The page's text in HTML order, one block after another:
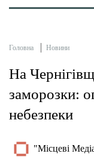
Головна Новини
На
заморозки:
небезпеки
"Місцеві